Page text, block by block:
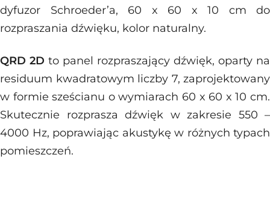
dyfuzor Schroeder’a, 60 x 60 x 10 cm do
rozpraszania dźwięku, kolor naturalny.
QRD 2D to panel rozpraszający dźwięk, oparty na
residuum kwadratowym liczby 7, zaprojektowany
w formie sześcianu o wymiarach 60 x 60 x 10 cm.
Skutecznie rozprasza dźwięk w zakresie 550 –
4000 Hz, poprawiając akustykę w różnych typach
pomieszczeń.